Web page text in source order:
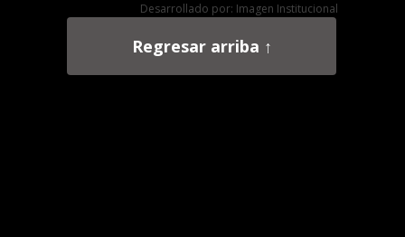
Desarrollado por: Imagen Institucional
Regresar arriba ↑